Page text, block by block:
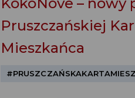
Pruszczańskiej
Mieszkańca